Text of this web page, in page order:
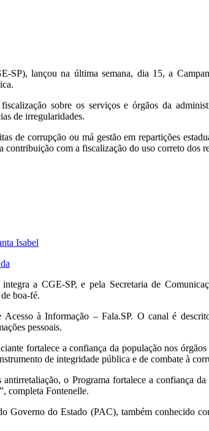
SP), lançou na última semana, dia 15, a
sobre os serviços e órgãos da
de irregularidades.
de corrupção ou má gestão em repartições
contribuição com a fiscalização do uso correto dos
Isabel
integra a CGE-SP, e pela Secretaria de
boa-fé.
à Informação – Fala.SP. O canal é
pessoais.
fortalece a confiança da população nos
de integridade pública e de combate à
antirretaliação, o Programa fortalece a confiança da
completa Fontenelle.
Governo do Estado (PAC), também conhecido